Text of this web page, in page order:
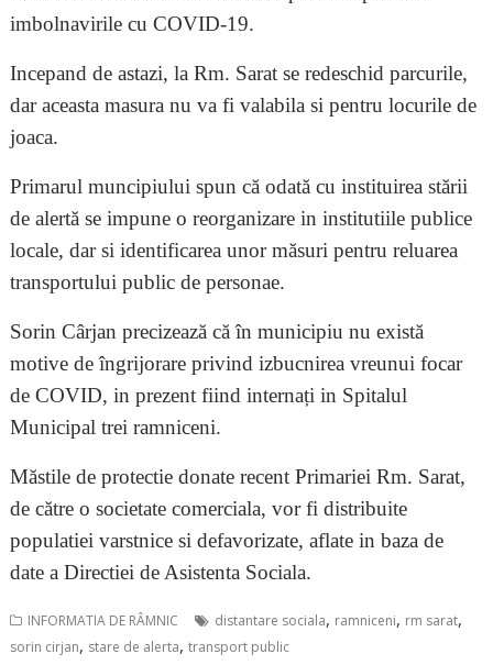
imbolnavirile cu COVID-19.
Incepand de astazi, la Rm. Sarat se redeschid parcurile,
dar aceasta masura nu va fi valabila si pentru locurile de
joaca.
Primarul muncipiului spun că odată cu instituirea stării
de alertă se impune o reorganizare in institutiile publice
locale, dar si identificarea unor măsuri pentru reluarea
transportului public de personae.
Sorin Cârjan precizează că în municipiu nu există
motive de îngrijorare privind izbucnirea vreunui focar
de COVID, in prezent fiind internați in Spitalul
Municipal trei ramniceni.
Măstile de protectie donate recent Primariei Rm. Sarat,
de către o societate comerciala, vor fi distribuite
populatiei varstnice si defavorizate, aflate in baza de
date a Directiei de Asistenta Sociala.
INFORMATIA DE RÂMNIC distantare sociala, ramniceni, rm sarat,
sorin cirjan, stare de alerta,transport public